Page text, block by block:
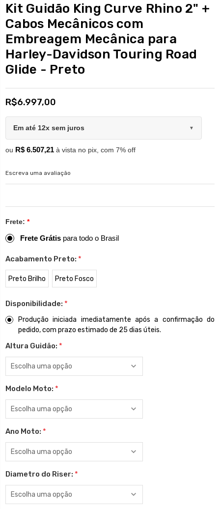
Kit Guidão King Curve Rhino 2" +
Cabos Mecânicos com
Embreagem Mecânica para
Harley-Davidson Touring Road
Glide - Preto
R$6.997,00
Em até 12x sem juros ▼
ou R$ 6.507,21 à vista no pix, com 7% off
Escreva uma avaliação
Frete: *
Frete Grátis para todo o Brasil
Acabamento Preto: *
Preto Brilho Preto Fosco
Disponibilidade: *
Produção iniciada imediatamente após a confirmação do
pedido, com prazo estimado de 25 dias úteis.
Altura Guidão: *
Modelo Moto: *
Ano Moto: *
Diametro do Riser: *